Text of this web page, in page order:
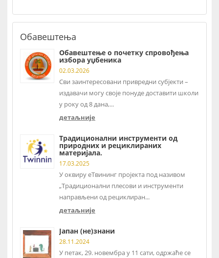
Обавештења
Обавештење о почетку спровођења
избора уџбеника
02.03.2026
Сви заинтересовани привредни субјекти –
издавачи могу своје понуде доставити школи
у року од 8 дана,...
детаљније
Традиционални инструменти од
природних и рециклираних
материјала.
17.03.2025
У оквиру еТвининг пројекта под називом
„Традиционални плесови и инструменти
направљени од рециклиран...
детаљније
Јапан (не)знани
28.11.2024
У петак, 29. новембра у 11 сати, одржаће се